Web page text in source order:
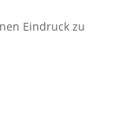
Eindruck zu